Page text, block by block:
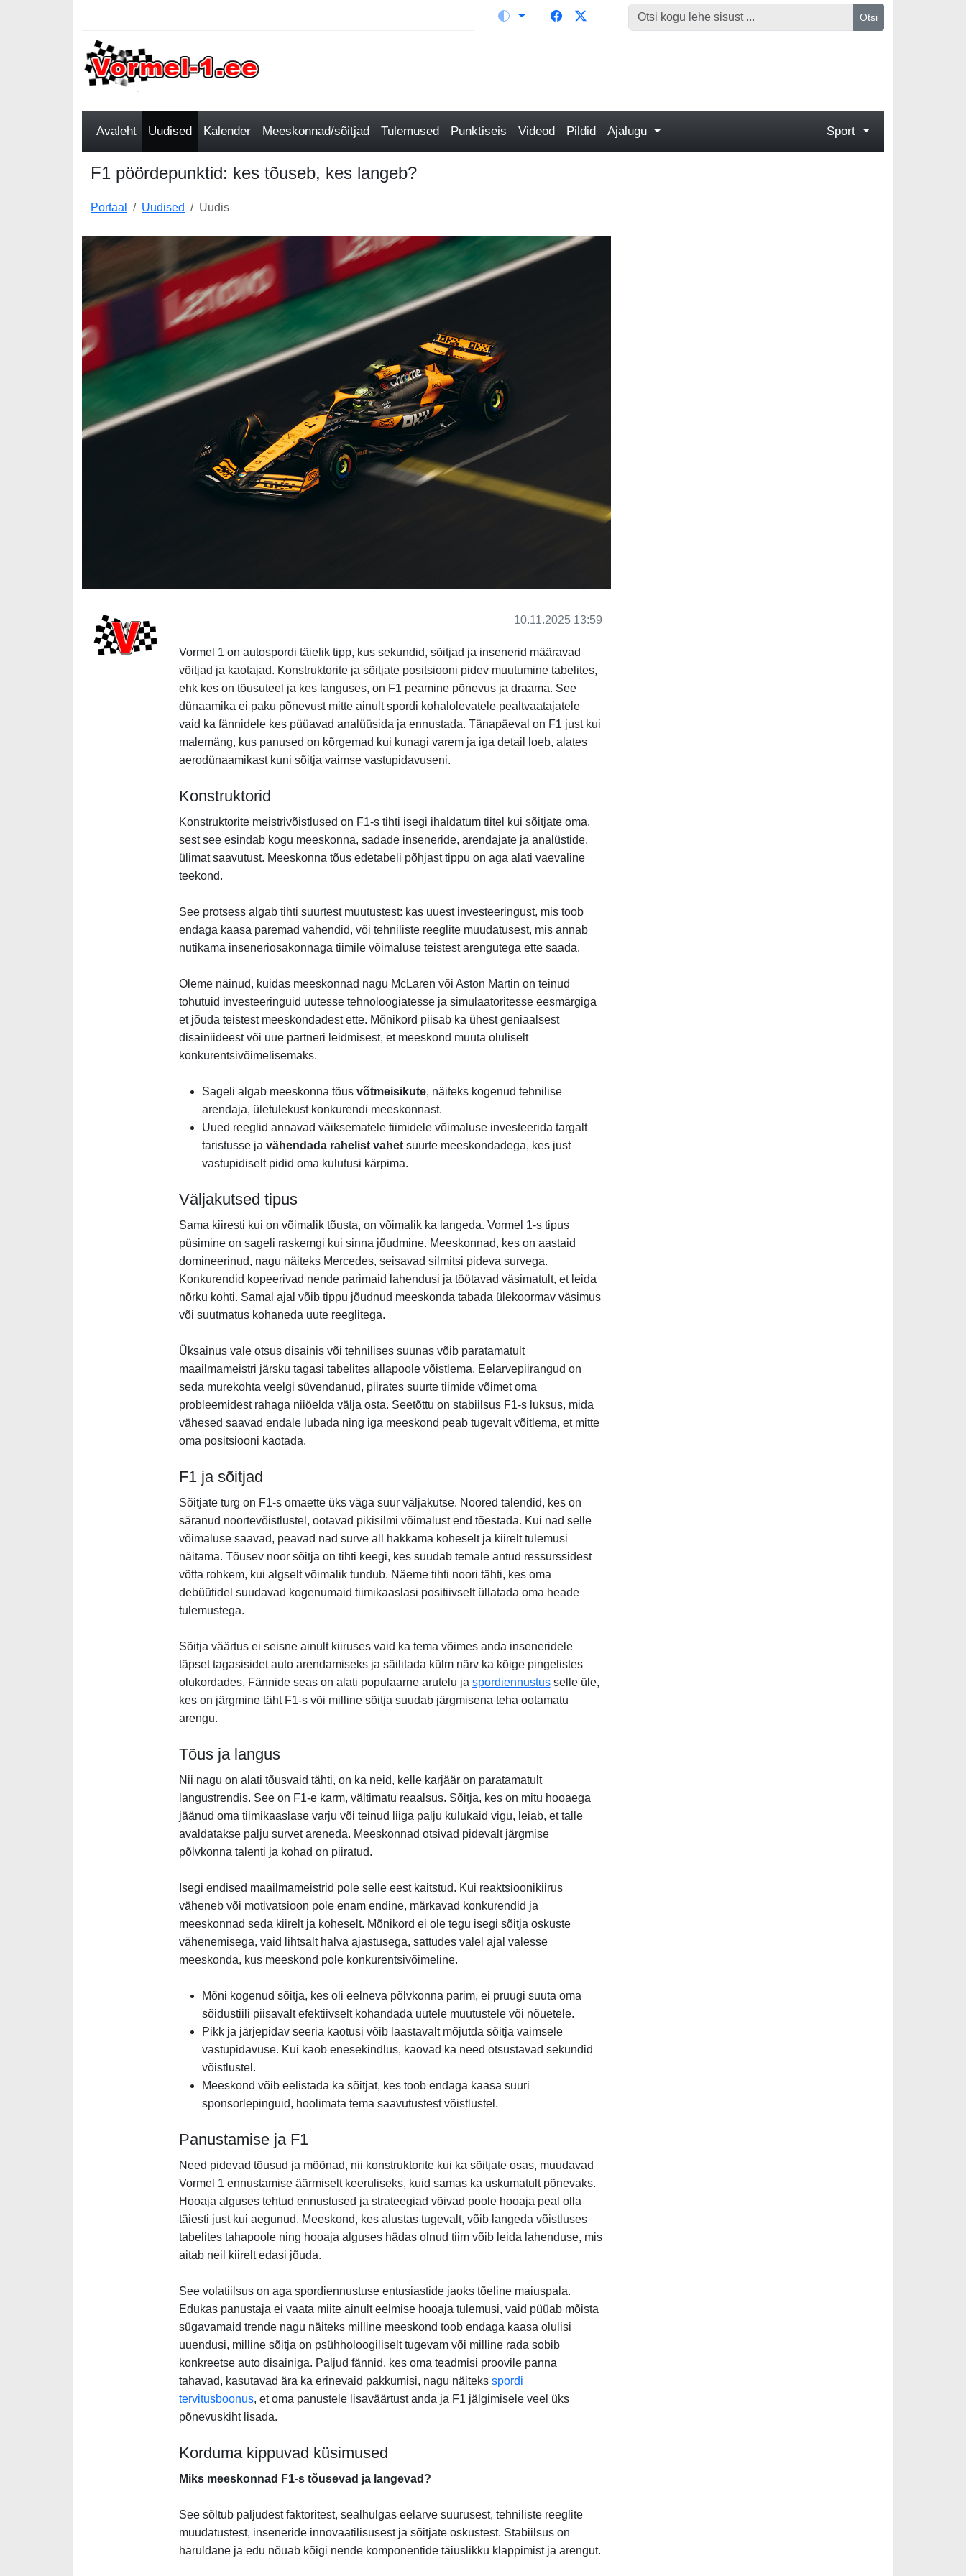
Otsi
Avaleht Uudised Kalender Meeskonnad/sõitjad Tulemused Punktiseis Videod Pildid Ajalugu Sport
F1 pöördepunktid: kes tõuseb, kes langeb?
Portaal Uudised Uudis
10.11.2025 13:59
Vormel 1 on autospordi täielik tipp, kus sekundid, sõitjad ja insenerid määravad
võitjad ja kaotajad. Konstruktorite ja sõitjate positsiooni pidev muutumine tabelites,
ehk kes on tõusuteel ja kes languses, on F1 peamine põnevus ja draama. See
dünaamika ei paku põnevust mitte ainult spordi kohalolevatele pealtvaatajatele
vaid ka fännidele kes püüavad analüüsida ja ennustada. Tänapäeval on F1 just kui
malemäng, kus panused on kõrgemad kui kunagi varem ja iga detail loeb, alates
aerodünaamikast kuni sõitja vaimse vastupidavuseni.
Konstruktorid
Konstruktorite meistrivõistlused on F1-s tihti isegi ihaldatum tiitel kui sõitjate oma,
sest see esindab kogu meeskonna, sadade inseneride, arendajate ja analüstide,
ülimat saavutust. Meeskonna tõus edetabeli põhjast tippu on aga alati vaevaline
teekond.
See protsess algab tihti suurtest muutustest: kas uuest investeeringust, mis toob
endaga kaasa paremad vahendid, või tehniliste reeglite muudatusest, mis annab
nutikama inseneriosakonnaga tiimile võimaluse teistest arengutega ette saada.
Oleme näinud, kuidas meeskonnad nagu McLaren või Aston Martin on teinud
tohutuid investeeringuid uutesse tehnoloogiatesse ja simulaatoritesse eesmärgiga
et jõuda teistest meeskondadest ette. Mõnikord piisab ka ühest geniaalsest
disainiideest või uue partneri leidmisest, et meeskond muuta oluliselt
konkurentsivõimelisemaks.
Sageli algab meeskonna tõus võtmeisikute, näiteks kogenud tehnilise
arendaja, ületulekust konkurendi meeskonnast.
Uued reeglid annavad väiksematele tiimidele võimaluse investeerida targalt
taristusse ja vähendada rahelist vahet suurte meeskondadega, kes just
vastupidiselt pidid oma kulutusi kärpima.
Väljakutsed tipus
Sama kiiresti kui on võimalik tõusta, on võimalik ka langeda. Vormel 1-s tipus
püsimine on sageli raskemgi kui sinna jõudmine. Meeskonnad, kes on aastaid
domineerinud, nagu näiteks Mercedes, seisavad silmitsi pideva survega.
Konkurendid kopeerivad nende parimaid lahendusi ja töötavad väsimatult, et leida
nõrku kohti. Samal ajal võib tippu jõudnud meeskonda tabada ülekoormav väsimus
või suutmatus kohaneda uute reeglitega.
Üksainus vale otsus disainis või tehnilises suunas võib paratamatult
maailmameistri järsku tagasi tabelites allapoole võistlema. Eelarvepiirangud on
seda murekohta veelgi süvendanud, piirates suurte tiimide võimet oma
probleemidest rahaga niiöelda välja osta. Seetõttu on stabiilsus F1-s luksus, mida
vähesed saavad endale lubada ning iga meeskond peab tugevalt võitlema, et mitte
oma positsiooni kaotada.
F1 ja sõitjad
Sõitjate turg on F1-s omaette üks väga suur väljakutse. Noored talendid, kes on
säranud noortevõistlustel, ootavad pikisilmi võimalust end tõestada. Kui nad selle
võimaluse saavad, peavad nad surve all hakkama koheselt ja kiirelt tulemusi
näitama. Tõusev noor sõitja on tihti keegi, kes suudab temale antud ressurssidest
võtta rohkem, kui algselt võimalik tundub. Näeme tihti noori tähti, kes oma
debüütidel suudavad kogenumaid tiimikaaslasi positiivselt üllatada oma heade
tulemustega.
Sõitja väärtus ei seisne ainult kiiruses vaid ka tema võimes anda inseneridele
täpset tagasisidet auto arendamiseks ja säilitada külm närv ka kõige pingelistes
olukordades. Fännide seas on alati populaarne arutelu ja spordiennustusselle üle,
kes on järgmine täht F1-s või milline sõitja suudab järgmisena teha ootamatu
arengu.
Tõus ja langus
Nii nagu on alati tõusvaid tähti, on ka neid, kelle karjäär on paratamatult
langustrendis. See on F1-e karm, vältimatu reaalsus. Sõitja, kes on mitu hooaega
jäänud oma tiimikaaslase varju või teinud liiga palju kulukaid vigu, leiab, et talle
avaldatakse palju survet areneda. Meeskonnad otsivad pidevalt järgmise
põlvkonna talenti ja kohad on piiratud.
Isegi endised maailmameistrid pole selle eest kaitstud. Kui reaktsioonikiirus
väheneb või motivatsioon pole enam endine, märkavad konkurendid ja
meeskonnad seda kiirelt ja koheselt. Mõnikord ei ole tegu isegi sõitja oskuste
vähenemisega, vaid lihtsalt halva ajastusega, sattudes valel ajal valesse
meeskonda, kus meeskond pole konkurentsivõimeline.
Mõni kogenud sõitja, kes oli eelneva põlvkonna parim, ei pruugi suuta oma
sõidustiili piisavalt efektiivselt kohandada uutele muutustele või nõuetele.
Pikk ja järjepidav seeria kaotusi võib laastavalt mõjutda sõitja vaimsele
vastupidavuse. Kui kaob enesekindlus, kaovad ka need otsustavad sekundid
võistlustel.
Meeskond võib eelistada ka sõitjat, kes toob endaga kaasa suuri
sponsorlepinguid, hoolimata tema saavutustest võistlustel.
Panustamise ja F1
Need pidevad tõusud ja mõõnad, nii konstruktorite kui ka sõitjate osas, muudavad
Vormel 1 ennustamise äärmiselt keeruliseks, kuid samas ka uskumatult põnevaks.
Hooaja alguses tehtud ennustused ja strateegiad võivad poole hooaja peal olla
täiesti just kui aegunud. Meeskond, kes alustas tugevalt, võib langeda võistluses
tabelites tahapoole ning hooaja alguses hädas olnud tiim võib leida lahenduse, mis
aitab neil kiirelt edasi jõuda.
See volatiilsus on aga spordiennustuse entusiastide jaoks tõeline maiuspala.
Edukas panustaja ei vaata miite ainult eelmise hooaja tulemusi, vaid püüab mõista
sügavamaid trende nagu näiteks milline meeskond toob endaga kaasa olulisi
uuendusi, milline sõitja on psühholoogiliselt tugevam või milline rada sobib
konkreetse auto disainiga. Paljud fännid, kes oma teadmisi proovile panna
tahavad, kasutavad ära ka erinevaid pakkumisi, nagu näiteks spordi
tervitusboonus, et oma panustele lisaväärtust anda ja F1 jälgimisele veel üks
põnevuskiht lisada.
Korduma kippuvad küsimused
Miks meeskonnad F1-s tõusevad ja langevad?
See sõltub paljudest faktoritest, sealhulgas eelarve suurusest, tehniliste reeglite
muudatustest, inseneride innovaatilisusest ja sõitjate oskustest. Stabiilsus on
haruldane ja edu nõuab kõigi nende komponentide täiuslikku klappimist ja arengut.